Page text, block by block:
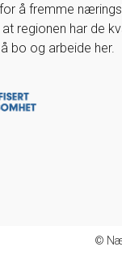
å fremme
regionen har de
bo og arbeide her.
©